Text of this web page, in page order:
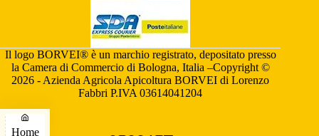
Il logo BORVEI® è un marchio registrato, depositato presso
la Camera di Commercio di Bologna, Italia –Copyright ©
2026 - Azienda Agricola Apicoltura BORVEI di Lorenzo
Fabbri P.IVA 03614041204
Home